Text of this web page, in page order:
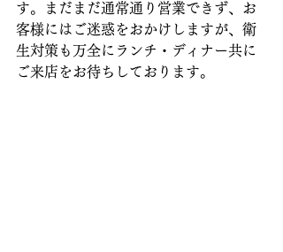
す。まだまだ通常通り営業できず、お
客様にはご迷惑をおかけしますが、衛
生対策も万全にランチ・ディナー共に
ご来店をお待ちしております。